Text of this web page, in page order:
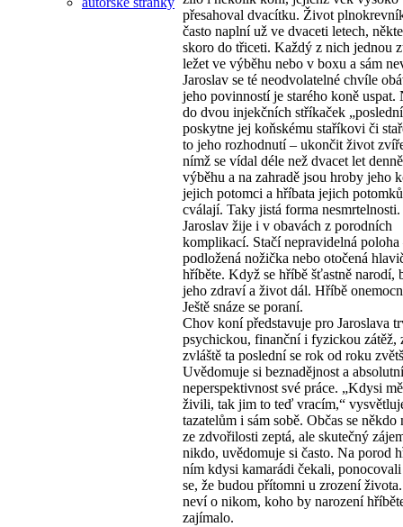
přesahoval dvacítku. Život
často naplní už ve dvaceti letech,
skoro do třiceti. Každý z nich jednou
ležet ve výběhu nebo v boxu a sám
Jaroslav se té neodvolatelné chvíle
jeho povinností je starého koně uspat.
do dvou injekčních stříkaček
poskytne jej koňskému staříkovi či
to jeho rozhodnutí – ukončit život
nímž se vídal déle než dvacet let
výběhu a na zahradě jsou hroby jeho
jejich potomci a hříbata jejich
cválají. Taky jistá forma nesmrtelnosti.
Jaroslav žije i v obavách z porodních
komplikací. Stačí nepravidelná poloha
podložená nožička nebo otočená
hříběte. Když se hříbě šťastně narodí,
jeho zdraví a život dál. Hříbě
Ještě snáze se poraní.
Chov koní představuje pro Jaroslava
psychickou, finanční i fyzickou zátěž,
zvláště ta poslední se rok od roku
Uvědomuje si beznadějnost a absolutní
neperspektivnost své práce. „Kdysi
živili, tak jim to teď vracím,“
tazatelům i sám sobě. Občas se někdo
ze zdvořilosti zeptá, ale skutečný
nikdo, uvědomuje si často. Na porod
ním kdysi kamarádi čekali,
se, že budou přítomni u zrození
neví o nikom, koho by narození
zajímalo.